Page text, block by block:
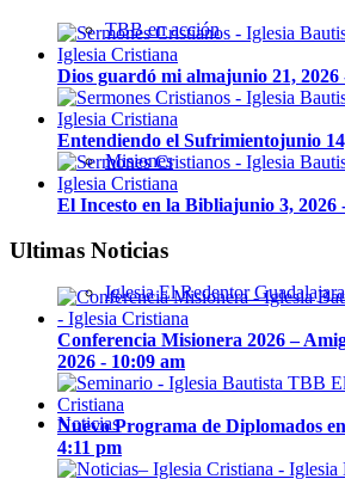
TBB en acción
Misiones
Iglesia El Redentor Guadalajara
Noticias
Dios guardó mi almajunio 21, 2026
Entendiendo el Sufrimientojunio
El Incesto en la Bibliajunio 3, 2026
Ultimas Noticias
Conferencia Misionera 2026 –
2026 - 10:09 am
Nuevo Programa de Diplomados
4:11 pm